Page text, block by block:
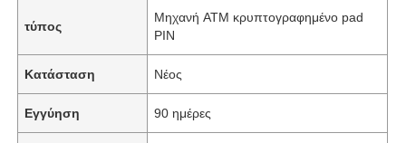
τύπος
Μηχανή ATM κρυπτογραφημένο pad
PIN
Κατάσταση Νέος
Εγγύηση 90 ημέρες